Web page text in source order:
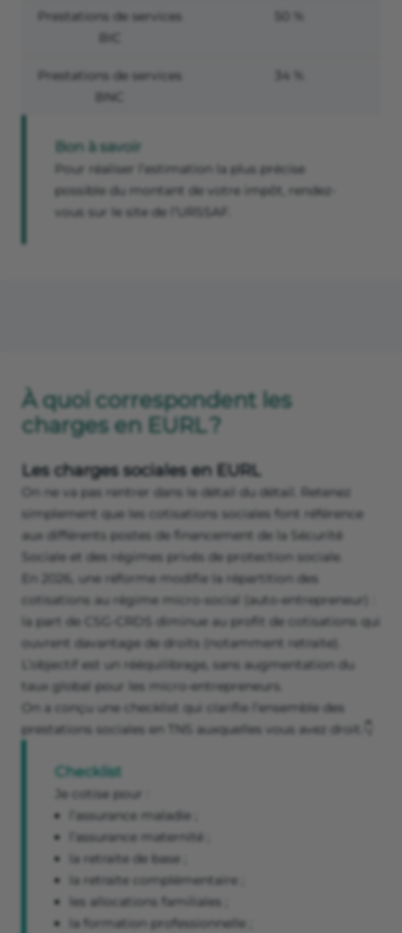
Prestations de services
BIC
50 %
Prestations de services
BNC
34 %
Bon à savoir
Pour réaliser l’estimation la plus précise
possible du montant de votre impôt, rendez-
vous sur le site de l’URSSAF.
À quoi correspondent les
charges en EURL ?
Les charges sociales en EURL
On ne va pas rentrer dans le détail du détail. Retenez
simplement que les cotisations sociales font référence
aux différents postes de financement de la Sécurité
Sociale et des régimes privés de protection sociale.
En 2026, une réforme modifie la répartition des
cotisations au régime micro-social (auto-entrepreneur) :
la part de CSG-CRDS diminue au profit de cotisations qui
ouvrent davantage de droits (notamment retraite).
L’objectif est un rééquilibrage, sans augmentation du
taux global pour les micro-entrepreneurs.
On a conçu une checklist qui clarifie l’ensemble des
prestations sociales en TNS auxquelles vous avez droit.👇
Checklist
Je cotise pour :
l’assurance maladie ;
l’assurance maternité ;
la retraite de base ;
la retraite complémentaire ;
les allocations familiales ;
la formation professionnelle ;